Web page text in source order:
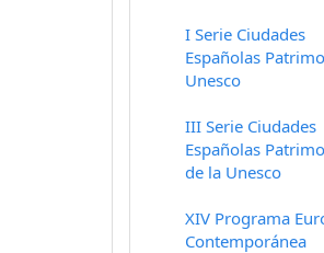
I Serie Ciudades
Españolas
Unesco
III Serie Ciudades
Españolas
de la Unesco
XIV Programa
Contemporánea